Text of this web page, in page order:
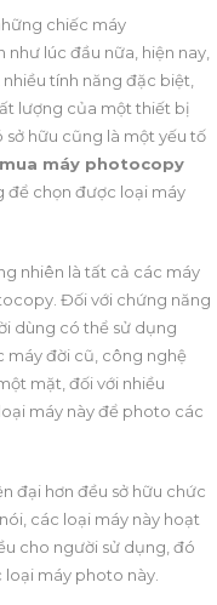
chiếc máy
lúc đầu nữa, hiện nay,
tính năng đặc biệt,
lượng của một thiết bị
hữu cũng là một yếu tố
mua máy photocopy
để chọn được loại máy
nhiên là tất cả các máy
Đối với chứng năng
dùng có thể sử dụng
máy đời cũ, công nghệ
mặt, đối với nhiều
máy này để photo các
đại hơn đều sở hữu chức
các loại máy này hoạt
cho người sử dụng, đó
máy photo này.